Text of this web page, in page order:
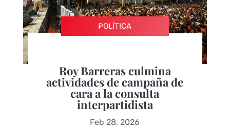
POLÍTICA
Roy Barreras culmina
actividades de campaña de
cara a la consulta
interpartidista
Feb 28, 2026